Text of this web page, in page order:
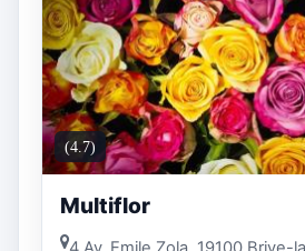
(4.7)
Multiflor